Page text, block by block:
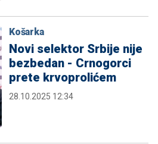
Košarka
Novi selektor Srbije nije
bezbedan - Crnogorci
prete krvoprolićem
28.10.2025 12:34